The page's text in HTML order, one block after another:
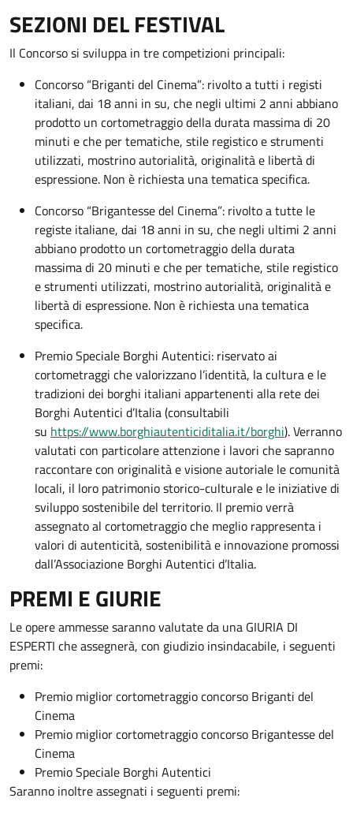
SEZIONI DEL FESTIVAL
Il Concorso si sviluppa in tre competizioni principali:
Concorso “Briganti del Cinema”: rivolto a tutti i registi
italiani, dai 18 anni in su, che negli ultimi 2 anni abbiano
prodotto un cortometraggio della durata massima di 20
minuti e che per tematiche, stile registico e strumenti
utilizzati, mostrino autorialità, originalità e libertà di
espressione. Non è richiesta una tematica specifica.
Concorso “Brigantesse del Cinema”: rivolto a tutte le
registe italiane, dai 18 anni in su, che negli ultimi 2 anni
abbiano prodotto un cortometraggio della durata
massima di 20 minuti e che per tematiche, stile registico
e strumenti utilizzati, mostrino autorialità, originalità e
libertà di espressione. Non è richiesta una tematica
specifica.
Premio Speciale Borghi Autentici: riservato ai
cortometraggi che valorizzano l’identità, la cultura e le
tradizioni dei borghi italiani appartenenti alla rete dei
Borghi Autentici d’Italia (consultabili
su https://www.borghiautenticiditalia.it/borghi). Verranno
valutati con particolare attenzione i lavori che sapranno
raccontare con originalità e visione autoriale le comunità
locali, il loro patrimonio storico-culturale e le iniziative di
sviluppo sostenibile del territorio. Il premio verrà
assegnato al cortometraggio che meglio rappresenta i
valori di autenticità, sostenibilità e innovazione promossi
dall’Associazione Borghi Autentici d’Italia.
PREMI E GIURIE
Le opere ammesse saranno valutate da una GIURIA DI
ESPERTI che assegnerà, con giudizio insindacabile, i seguenti
premi:
Premio miglior cortometraggio concorso Briganti del
Cinema
Premio miglior cortometraggio concorso Brigantesse del
Cinema
Premio Speciale Borghi Autentici
Saranno inoltre assegnati i seguenti premi: